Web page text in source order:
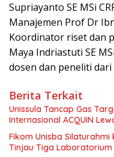
Supriayanto SE MSi
Manajemen Prof Dr
Koordinator riset dan
Maya Indriastuti SE
dosen dan peneliti
Berita Terkait
Unissula Tancap Gas
Internasional ACQUIN
Fikom Unisba Silaturahmi
Tinjau Tiga Laboratorium